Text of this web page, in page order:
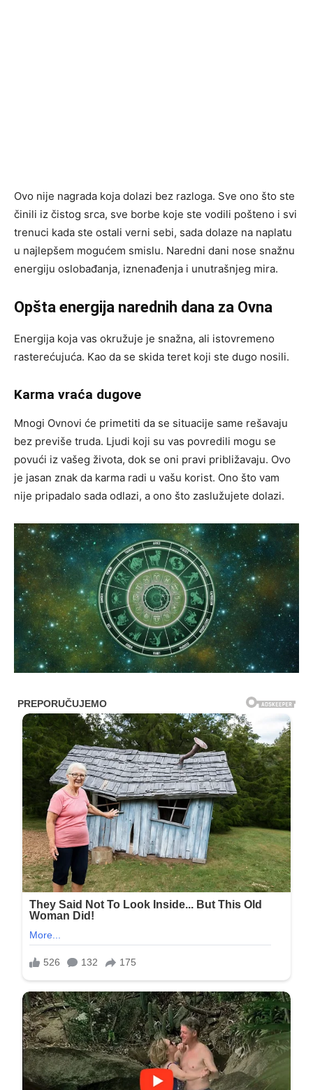
Ovo nije nagrada koja dolazi bez razloga. Sve ono što ste
činili iz čistog srca, sve borbe koje ste vodili pošteno i svi
trenuci kada ste ostali verni sebi, sada dolaze na naplatu
u najlepšem mogućem smislu. Naredni dani nose snažnu
energiju oslobađanja, iznenađenja i unutrašnjeg mira.
Opšta energija narednih dana za Ovna
Energija koja vas okružuje je snažna, ali istovremeno
rasterećujuća. Kao da se skida teret koji ste dugo nosili.
Karma vraća dugove
Mnogi Ovnovi će primetiti da se situacije same rešavaju
bez previše truda. Ljudi koji su vas povredili mogu se
povući iz vašeg života, dok se oni pravi približavaju. Ovo
je jasan znak da karma radi u vašu korist. Ono što vam
nije pripadalo sada odlazi, a ono što zaslužujete dolazi.